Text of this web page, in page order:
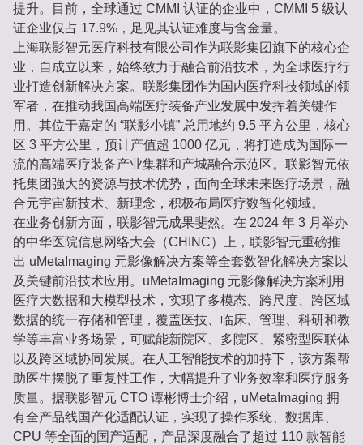
提升。目前，全球通过 CMMI 认证的企业中，CMMI 5 级认
证企业仅占 17.9%，足见其认证难度与含金量。
上海联影智元医疗科技有限公司作为联影集团旗下的核心企
业，自成立以来，始终致力于融合前沿技术，为全球医疗行
业打造创新解决方案。联影集团作为国内医疗科技领域的领
军者，在推动我国高端医疗装备产业发展中发挥着关键作
用。其位于嘉定的 “联影小镇” 总用地约 9.5 平方公里，核心
区 3 平方公里，预计产值超 1000 亿元，将打造成为国际一
流的高端医疗装备产业集群和产城融合示范区。联影智元依
托集团强大的资源与技术优势，面向全球未来医疗场景，融
合元宇宙新技术、新理念，积极布局医疗数智化领域。
在业务创新方面，联影智元成果斐然。在 2024 年 3 月举办
的中华医院信息网络大会（CHINC）上，联影智元重磅推
出 uMetaImaging 元影像解决方案等全套数智化解决方案以
及关键前沿技术应用。uMetaImaging 元影像解决方案利用
医疗大数据和大模型技术，实现了多模态、跨尺度、跨区域
数据的统一存储和管理，覆盖医技、临床、管理、科研和教
学等丰富业务场景，可赋能新院区、多院区、紧密型医联体
以及跨区域协同发展。在人工智能技术的加持下，该方案帮
助医生摆脱了重复性工作，大幅提升了业务效率和医疗服务
质量。据联影智元 CTO 谭彬博士介绍，uMetaImaging 拥
有全产品线国产化适配认证，实现了操作系统、数据库、
CPU 等全面的国产适配，产品深度融合了超过 110 款智能